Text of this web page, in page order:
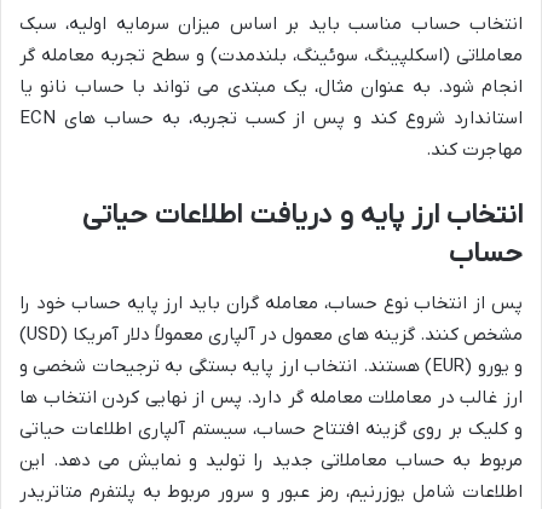
انتخاب حساب مناسب باید بر اساس میزان سرمایه اولیه، سبک
معاملاتی (اسکلپینگ، سوئینگ، بلندمدت) و سطح تجربه معامله گر
انجام شود. به عنوان مثال، یک مبتدی می تواند با حساب نانو یا
استاندارد شروع کند و پس از کسب تجربه، به حساب های ECN
مهاجرت کند.
انتخاب ارز پایه و دریافت اطلاعات حیاتی
حساب
پس از انتخاب نوع حساب، معامله گران باید ارز پایه حساب خود را
مشخص کنند. گزینه های معمول در آلپاری معمولاً دلار آمریکا (USD)
و یورو (EUR) هستند. انتخاب ارز پایه بستگی به ترجیحات شخصی و
ارز غالب در معاملات معامله گر دارد. پس از نهایی کردن انتخاب ها
و کلیک بر روی گزینه افتتاح حساب، سیستم آلپاری اطلاعات حیاتی
مربوط به حساب معاملاتی جدید را تولید و نمایش می دهد. این
اطلاعات شامل یوزرنیم، رمز عبور و سرور مربوط به پلتفرم متاتریدر